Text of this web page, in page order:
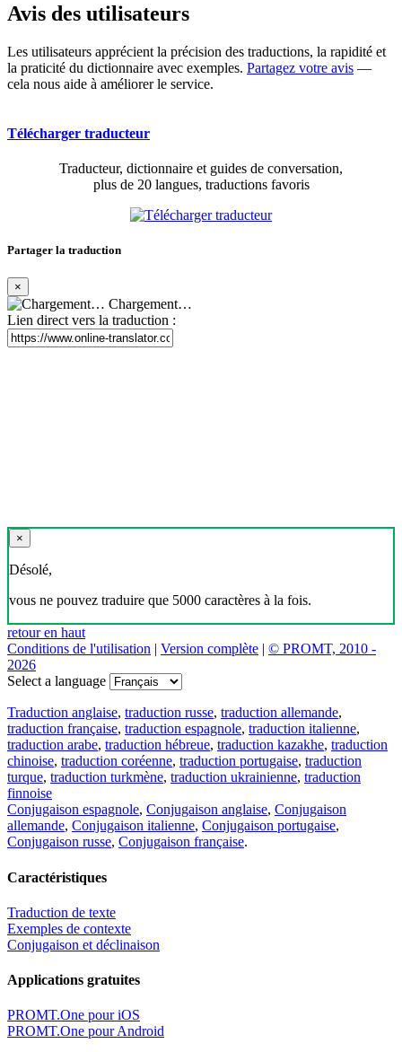
Avis des utilisateurs
Les utilisateurs apprécient la précision des traductions, la rapidité et
la praticité du dictionnaire avec exemples. Partagez votre avis —
cela nous aide à améliorer le service.
Télécharger traducteur
Traducteur, dictionnaire et guides de conversation,
plus de 20 langues, traductions favoris
Partager la traduction
×
Chargement…
Lien direct vers la traduction :
×
Désolé,
vous ne pouvez traduire que 5000 caractères à la fois.
retour en haut
Conditions de l'utilisation | Version complète | © PROMT, 2010 -
2026
Select a language
Traduction anglaise, traduction russe, traduction allemande,
traduction française, traduction espagnole, traduction italienne,
traduction arabe, traduction hébreue, traduction kazakhe, traduction
chinoise, traduction coréenne, traduction portugaise, traduction
turque, traduction turkmène, traduction ukrainienne, traduction
finnoise
Conjugaison espagnole, Conjugaison anglaise, Conjugaison
allemande, Conjugaison italienne, Conjugaison portugaise,
Conjugaison russe, Conjugaison française.
Caractéristiques
Traduction de texte
Exemples de contexte
Conjugaison et déclinaison
Applications gratuites
PROMT.One pour iOS
PROMT.One pour Android